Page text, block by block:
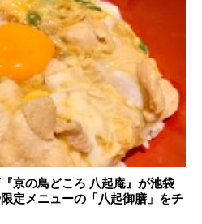
京の鳥どころ 八起庵』が池袋
定メニューの「八起御膳」をチ